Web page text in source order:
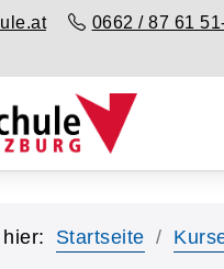
0662 / 87 61
Startseite